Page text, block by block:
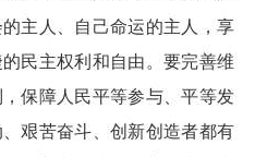
主人、自己命运的主人，享
民主权利和自由。要完善维
保障人民平等参与、平等发
艰苦奋斗、创新创造者都有